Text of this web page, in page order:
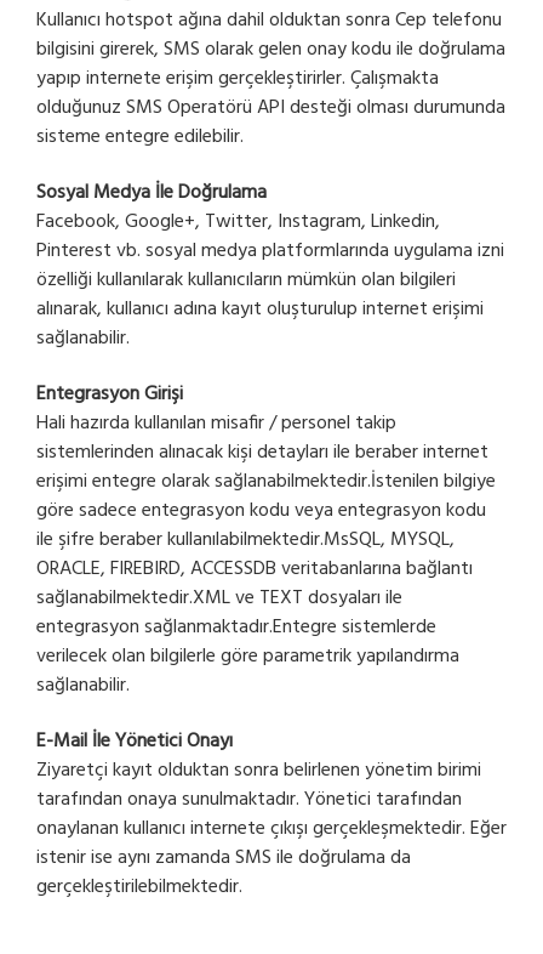
Kullanıcı hotspot ağına dahil olduktan sonra Cep telefonu
bilgisini girerek, SMS olarak gelen onay kodu ile doğrulama
yapıp internete erişim gerçekleştirirler. Çalışmakta
olduğunuz SMS Operatörü API desteği olması durumunda
sisteme entegre edilebilir.
Sosyal Medya İle Doğrulama
Facebook, Google+, Twitter, Instagram, Linkedin,
Pinterest vb. sosyal medya platformlarında uygulama izni
özelliği kullanılarak kullanıcıların mümkün olan bilgileri
alınarak, kullanıcı adına kayıt oluşturulup internet erişimi
sağlanabilir.
Entegrasyon Girişi
Hali hazırda kullanılan misafir / personel takip
sistemlerinden alınacak kişi detayları ile beraber internet
erişimi entegre olarak sağlanabilmektedir.İstenilen bilgiye
göre sadece entegrasyon kodu veya entegrasyon kodu
ile şifre beraber kullanılabilmektedir.MsSQL, MYSQL,
ORACLE, FIREBIRD, ACCESSDB veritabanlarına bağlantı
sağlanabilmektedir.XML ve TEXT dosyaları ile
entegrasyon sağlanmaktadır.Entegre sistemlerde
verilecek olan bilgilerle göre parametrik yapılandırma
sağlanabilir.
E-Mail İle Yönetici Onayı
Ziyaretçi kayıt olduktan sonra belirlenen yönetim birimi
tarafından onaya sunulmaktadır. Yönetici tarafından
onaylanan kullanıcı internete çıkışı gerçekleşmektedir. Eğer
istenir ise aynı zamanda SMS ile doğrulama da
gerçekleştirilebilmektedir.